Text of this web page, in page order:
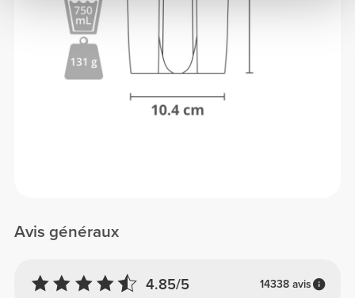
Avis généraux
4.85/5 14338 avis